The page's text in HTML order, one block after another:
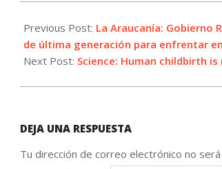
05-
11
Previous Post: La Araucanía: Gobierno
de última generación para enfrentar
Next Post: Science: Human childbirth
DEJA UNA RESPUESTA
Tu dirección de correo electrónico no será